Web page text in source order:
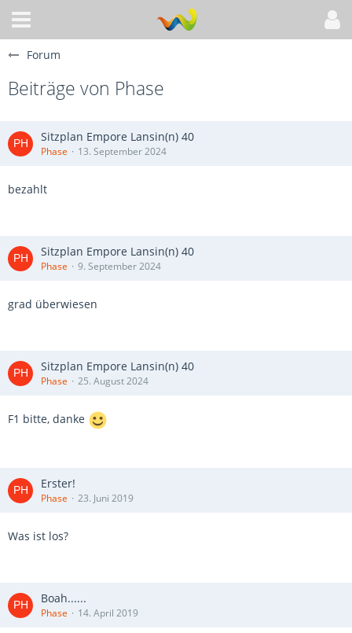
Forum
Beiträge von Phase
Sitzplan Empore Lansin(n) 40
Phase 13. September 2024
bezahlt
Sitzplan Empore Lansin(n) 40
Phase 9. September 2024
grad überwiesen
Sitzplan Empore Lansin(n) 40
Phase 25. August 2024
F1 bitte, danke
Erster!
Phase 23. Juni 2019
Was ist los?
Boah......
Phase 14. April 2019